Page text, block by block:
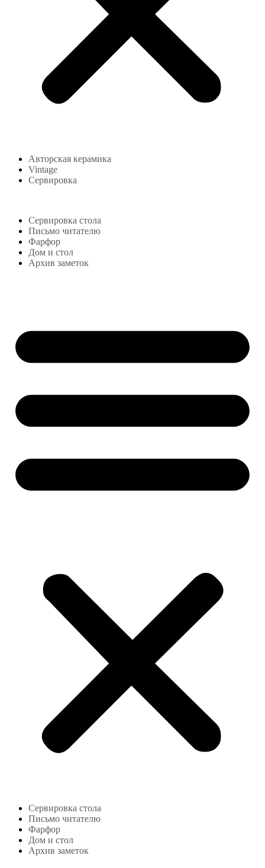
Авторская керамика
Vintage
Сервировка
Сервировка стола
Письмо читателю
Фарфор
Дом и стол
Архив заметок
Сервировка стола
Письмо читателю
Фарфор
Дом и стол
Архив заметок